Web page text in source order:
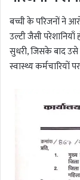
बच्ची के परिजनों ने
उल्टी जैसी
सुधरी, जिसके बाद उसे
स्वास्थ्य कर्मचारियों